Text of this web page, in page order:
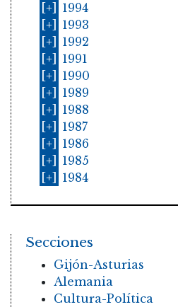
[+]
1994
[+]
1993
[+]
1992
[+]
1991
[+]
1990
[+]
1989
[+]
1988
[+]
1987
[+]
1986
[+]
1985
[+]
1984
Secciones
Gijón-Asturias
Alemania
Cultura-Política